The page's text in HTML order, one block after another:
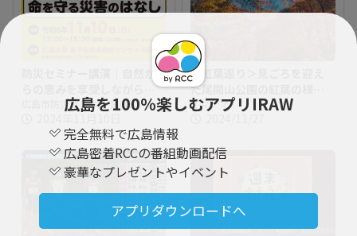
広島を100％楽しむアプリIRAW
完全無料で広島情報
広島密着RCCの番組動画配信
豪華なプレゼントやイベント
アプリダウンロードへ
らの恵みを享受しながら非
常時にも備えられるように
広島市防災セミナー 第6回
＜紅葉巡り＞見ごろを迎え
た尾関山公園の紅葉の様子
＠広島県三次市
イマナマ！